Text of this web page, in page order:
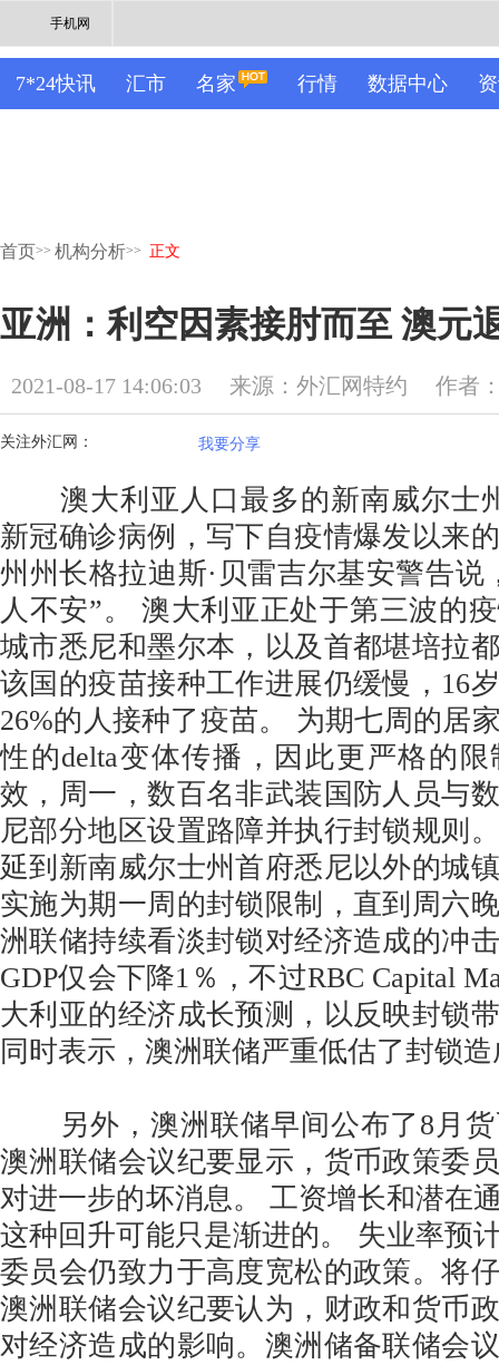
手机网
7*24快讯 汇市 名家 行情 数据中心
首页>> 机构分析>> 正文
亚洲：利空因素接肘而至 澳元
2021-08-17 14:06:03 来源：外汇网特约 作者
关注外汇网： 我要分享
澳大利亚人口最多的新南威尔士
新冠确诊病例，写下自疫情爆发以来
州州长格拉迪斯·贝雷吉尔基安警告说
人不安”。 澳大利亚正处于第三波的
城市悉尼和墨尔本，以及首都堪培拉
该国的疫苗接种工作进展仍缓慢，16
26%的人接种了疫苗。 为期七周的居
性的delta变体传播，因此更严格的
效，周一，数百名非武装国防人员与
尼部分地区设置路障并执行封锁规则
延到新南威尔士州首府悉尼以外的城
实施为期一周的封锁限制，直到周六
洲联储持续看淡封锁对经济造成的冲
GDP仅会下降1％，不过RBC Capital
大利亚的经济成长预测，以反映封锁
同时表示，澳洲联储严重低估了封锁
另外，澳洲联储早间公布了8月货
澳洲联储会议纪要显示，货币政策委
对进一步的坏消息。 工资增长和潜在
这种回升可能只是渐进的。 失业率预
委员会仍致力于高度宽松的政策。将
澳洲联储会议纪要认为，财政和货币
对经济造成的影响。澳洲储备联储会